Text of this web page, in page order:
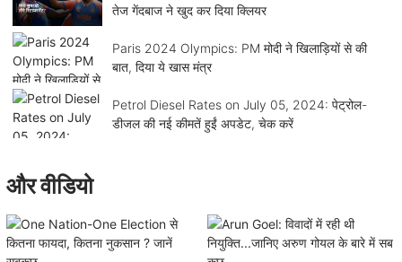
तेज गेंदबाज ने खुद कर दिया क्लियर
Paris 2024 Olympics: PM मोदी ने खिलाड़ियों से की
बात, दिया ये खास मंत्र
Petrol Diesel Rates on July 05, 2024: पेट्रोल-
डीजल की नई कीमतें हुईं अपडेट, चेक करें
और वीडियो